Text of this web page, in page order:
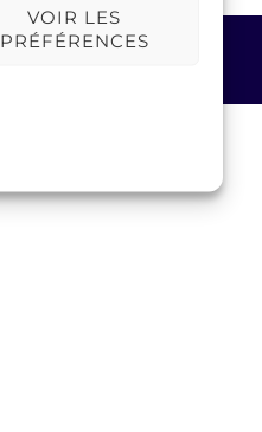
VOIR LES
PRÉFÉRENCES